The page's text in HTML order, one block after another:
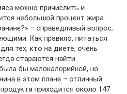
можно причислить и
небольшой процент жира.
– справедливый вопрос,
Как правило, питаться
тех, кто на диете, очень
стараются найти
бы малокалорийной, но
в этом плане – отличный
приходится около 147